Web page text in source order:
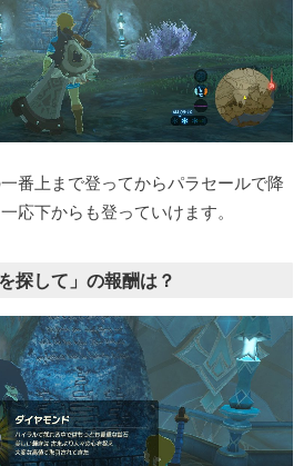
番上まで登ってからパラセールで降
応下からも登っていけます。
探して」の報酬は？